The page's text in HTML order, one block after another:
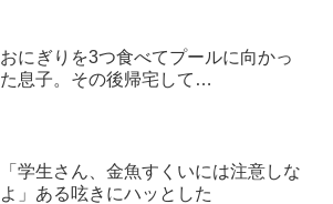
おにぎりを3つ食べてプールに向かっ
た息子。その後帰宅して…
「学生さん、金魚すくいには注意しな
よ」ある呟きにハッとした